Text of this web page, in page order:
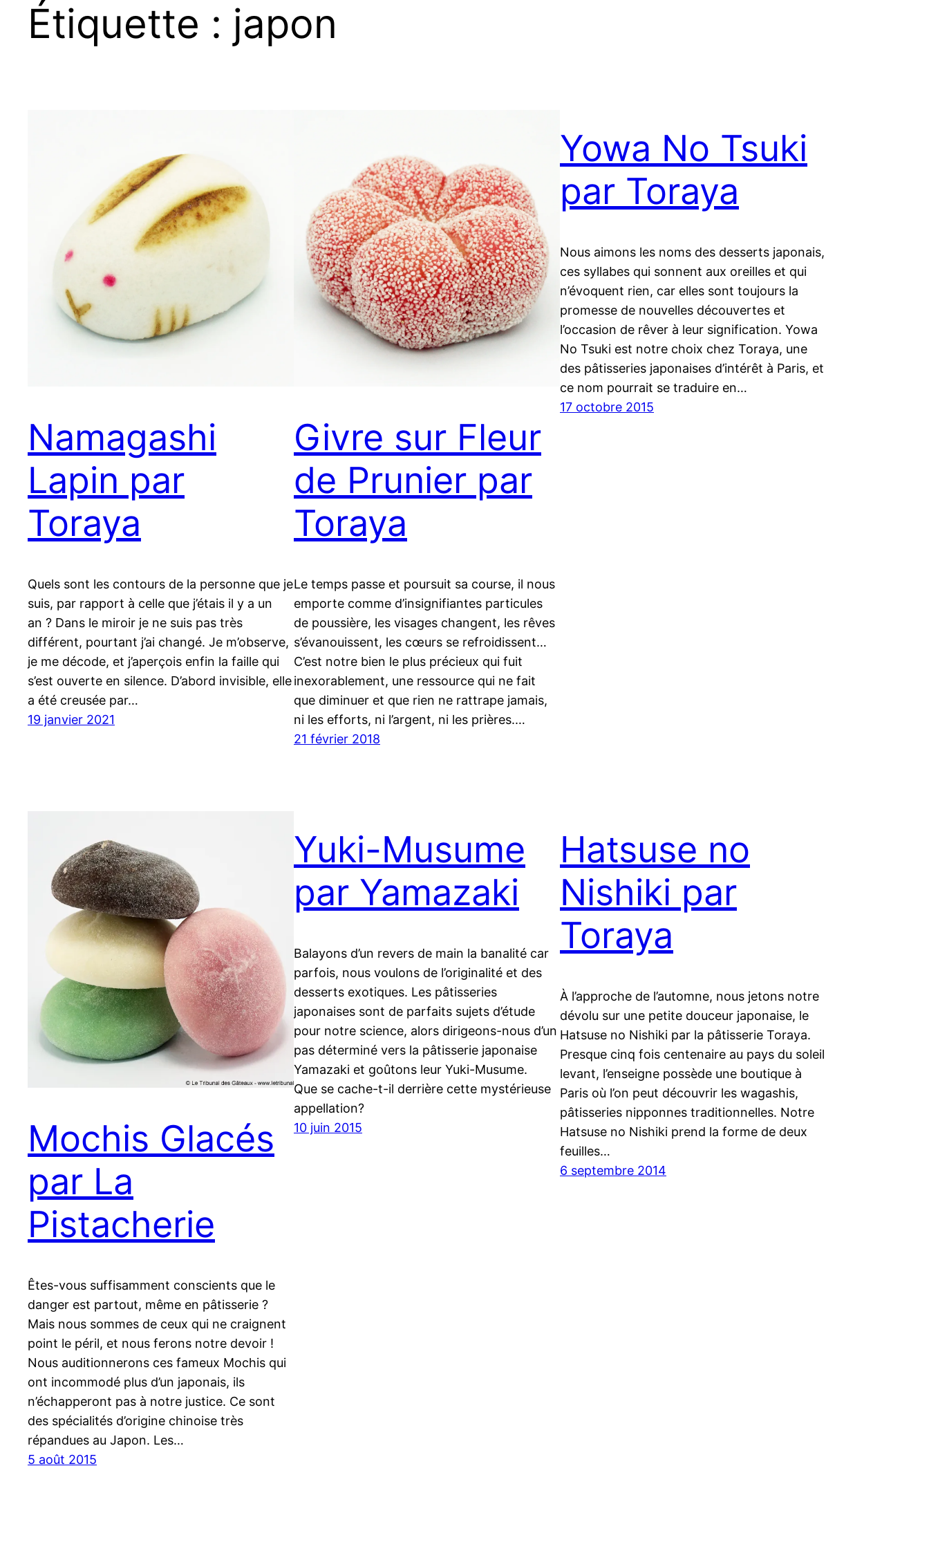
Étiquette : japon
Namagashi
Lapin par
Toraya
Quels sont les contours de la personne que je
suis, par rapport à celle que j’étais il y a un
an ? Dans le miroir je ne suis pas très
différent, pourtant j’ai changé. Je m’observe,
je me décode, et j’aperçois enfin la faille qui
s’est ouverte en silence. D’abord invisible, elle
a été creusée par…
19 janvier 2021
Givre sur Fleur
de Prunier par
Toraya
Le temps passe et poursuit sa course, il nous
emporte comme d’insignifiantes particules
de poussière, les visages changent, les rêves
s’évanouissent, les cœurs se refroidissent…
C’est notre bien le plus précieux qui fuit
inexorablement, une ressource qui ne fait
que diminuer et que rien ne rattrape jamais,
ni les efforts, ni l’argent, ni les prières.…
21 février 2018
Yowa No Tsuki
par Toraya
Nous aimons les noms des desserts japonais,
ces syllabes qui sonnent aux oreilles et qui
n’évoquent rien, car elles sont toujours la
promesse de nouvelles découvertes et
l’occasion de rêver à leur signification. Yowa
No Tsuki est notre choix chez Toraya, une
des pâtisseries japonaises d’intérêt à Paris, et
ce nom pourrait se traduire en…
17 octobre 2015
Mochis Glacés
par La
Pistacherie
Êtes-vous suffisamment conscients que le
danger est partout, même en pâtisserie ?
Mais nous sommes de ceux qui ne craignent
point le péril, et nous ferons notre devoir !
Nous auditionnerons ces fameux Mochis qui
ont incommodé plus d’un japonais, ils
n’échapperont pas à notre justice. Ce sont
des spécialités d’origine chinoise très
répandues au Japon. Les…
5 août 2015
Yuki-Musume
par Yamazaki
Balayons d’un revers de main la banalité car
parfois, nous voulons de l’originalité et des
desserts exotiques. Les pâtisseries
japonaises sont de parfaits sujets d’étude
pour notre science, alors dirigeons-nous d’un
pas déterminé vers la pâtisserie japonaise
Yamazaki et goûtons leur Yuki-Musume.
Que se cache-t-il derrière cette mystérieuse
appellation?
10 juin 2015
Hatsuse no
Nishiki par
Toraya
À l’approche de l’automne, nous jetons notre
dévolu sur une petite douceur japonaise, le
Hatsuse no Nishiki par la pâtisserie Toraya.
Presque cinq fois centenaire au pays du soleil
levant, l’enseigne possède une boutique à
Paris où l’on peut découvrir les wagashis,
pâtisseries nipponnes traditionnelles. Notre
Hatsuse no Nishiki prend la forme de deux
feuilles…
6 septembre 2014